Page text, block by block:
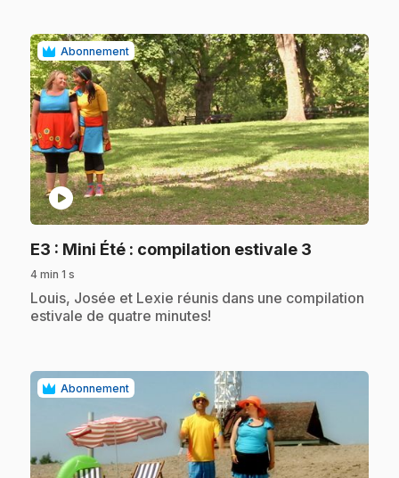
Abonnement
play_circle
E3 : Mini Été : compilation estivale 3
4 min 1 s
.Louis, Josée et Lexie réunis dans une compilation
estivale de quatre minutes!
Abonnement